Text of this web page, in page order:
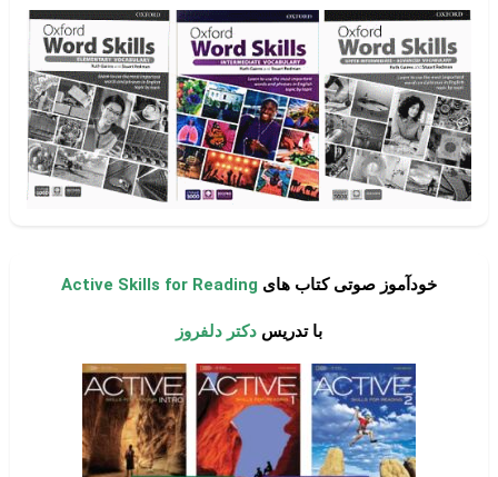
خودآموز صوتی کتاب های Active Skills for Reading
با تدریس دکتر دلفروز